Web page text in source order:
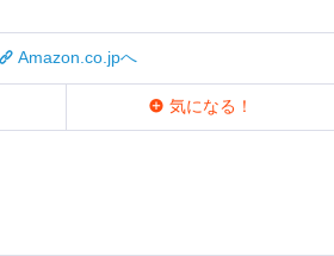
Amazon.co.jpへ
気になる！